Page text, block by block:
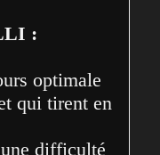
:
optimale